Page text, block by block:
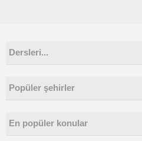
Dersleri...
Popüler şehirler
En popüler konular